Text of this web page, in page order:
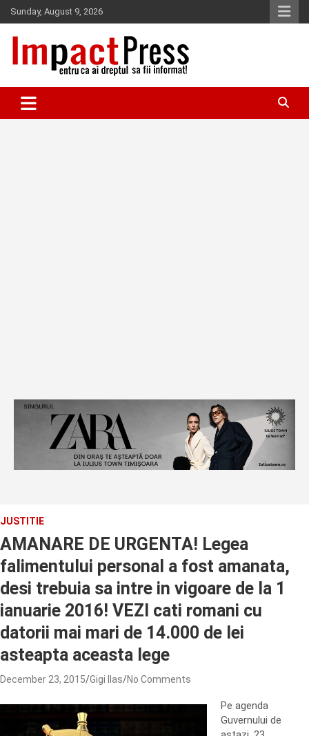
Skip
to
content
Sunday, August 9, 2026
IMPACTPRESS
JUSTITIE
AMANARE DE URGENTA! Legea
falimentului personal a fost amanata,
desi trebuia sa intre in vigoare de la 1
ianuarie 2016! VEZI cati romani cu
datorii mai mari de 14.000 de lei
asteapta aceasta lege
December 23, 2015 Gigi Ilas No Comments
Pe agenda
Guvernului de